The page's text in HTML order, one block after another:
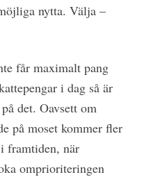
nytta. Välja –
får maximalt pang
i dag så är
det. Oavsett om
på moset kommer fler
framtiden, när
omprioriteringen